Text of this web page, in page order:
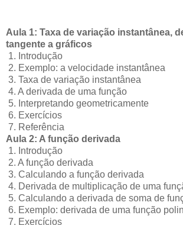
Aula 1: Taxa de variação instantânea,
tangente a gráficos
1. Introdução
2. Exemplo: a velocidade instantânea
3. Taxa de variação instantânea
4. A derivada de uma função
5. Interpretando geometricamente
6. Exercícios
7. Referência
Aula 2: A função derivada
1. Introdução
2. A função derivada
3. Calculando a função derivada
4. Derivada de multiplicação de uma
5. Calculando a derivada de soma de
6. Exemplo: derivada de uma função
7. Exercícios